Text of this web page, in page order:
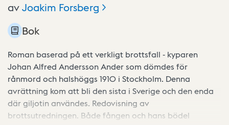
avJoakim Forsberg
Bok
Roman baserad på ett verkligt brottsfall - kyparen
Johan Alfred Andersson Ander som dömdes för
rånmord och halshöggs 1910 i Stockholm. Denna
avrättning kom att bli den sista i Sverige och den enda
där giljotin användes. Redovisning av
brottsutredningen. Både fången och hans bödel